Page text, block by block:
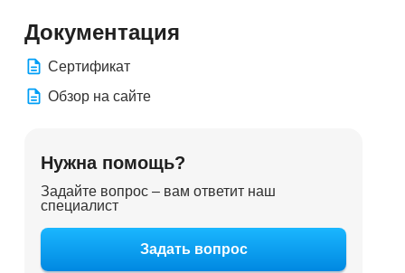
Документация
Сертификат
Обзор на сайте
Нужна помощь?
Задайте вопрос – вам ответит наш
специалист
Задать вопрос